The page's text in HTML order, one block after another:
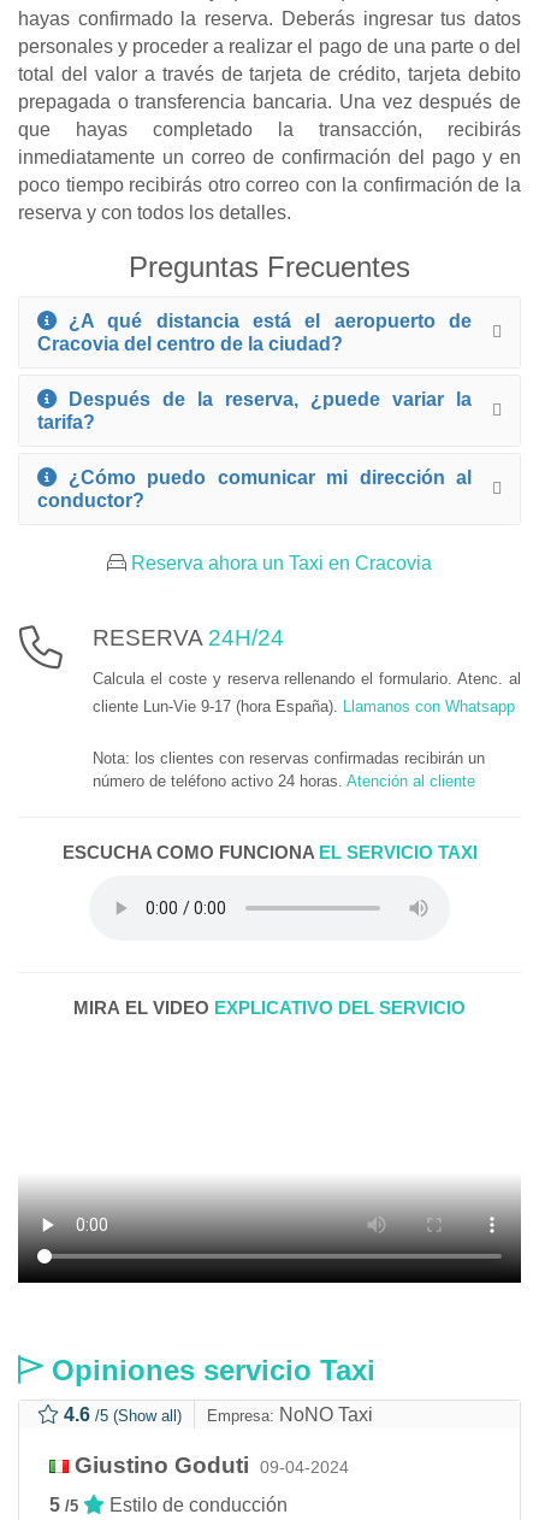
hayas confirmado la reserva. Deberás ingresar tus datos
personales y proceder a realizar el pago de una parte o del
total del valor a través de tarjeta de crédito, tarjeta debito
prepagada o transferencia bancaria. Una vez después de
que hayas completado la transacción, recibirás
inmediatamente un correo de confirmación del pago y en
poco tiempo recibirás otro correo con la confirmación de la
reserva y con todos los detalles.
Preguntas Frecuentes
¿A qué distancia está el aeropuerto de
Cracovia del centro de la ciudad?
Después de la reserva, ¿puede variar la
tarifa?
¿Cómo puedo comunicar mi dirección al
conductor?
Reserva ahora un Taxi en Cracovia
RESERVA 24H/24
Calcula el coste y reserva rellenando el formulario. Atenc. al
cliente Lun-Vie 9-17 (hora España).
Llamanos con Whatsapp
Nota: los clientes con reservas confirmadas recibirán un
número de teléfono activo 24 horas. Atención al cliente
ESCUCHA COMO FUNCIONAEL SERVICIO TAXI
MIRA EL VIDEO EXPLICATIVO DEL SERVICIO
Opiniones servicio Taxi
4.6 /5 (Show all) Empresa: NoNO Taxi
Giustino Goduti 09-04-2024
5 /5
Estilo de conducción